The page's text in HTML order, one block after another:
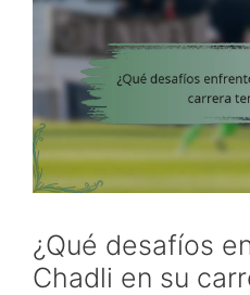
¿Qué desafíos
Chadli en su